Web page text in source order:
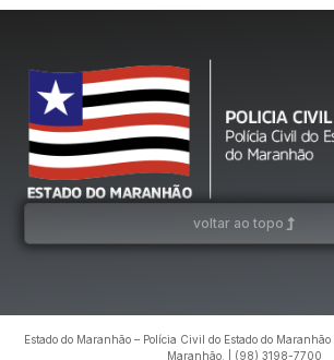
voltar ao topo
Estado do Maranhão – Polícia Civil do Estado do
Maranhão. | (98) 3198-7700